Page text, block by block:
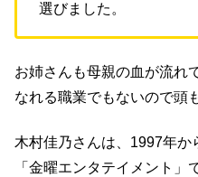
選びました。
お姉さんも母親の血が流れ
なれる職業でもないので頭
木村佳乃さんは、1997年
「金曜エンタテイメント